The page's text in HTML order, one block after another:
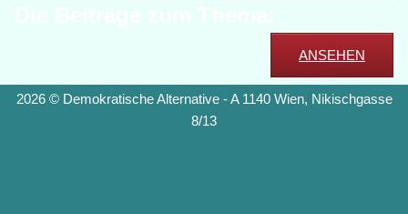
ANSEHEN
2026 © Demokratische Alternative - A 1140 Wien, Nikischgasse
8/13